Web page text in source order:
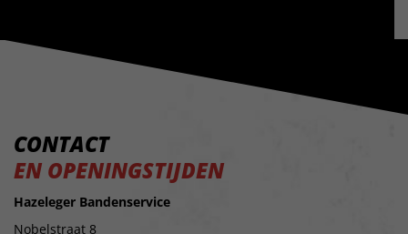
CONTACT
EN OPENINGSTIJDEN
Hazeleger Bandenservice
Nobelstraat 8